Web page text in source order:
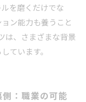
を磨くだけでな
ン能力も養うこと
は、さまざまな背景
ています。
：職業の可能